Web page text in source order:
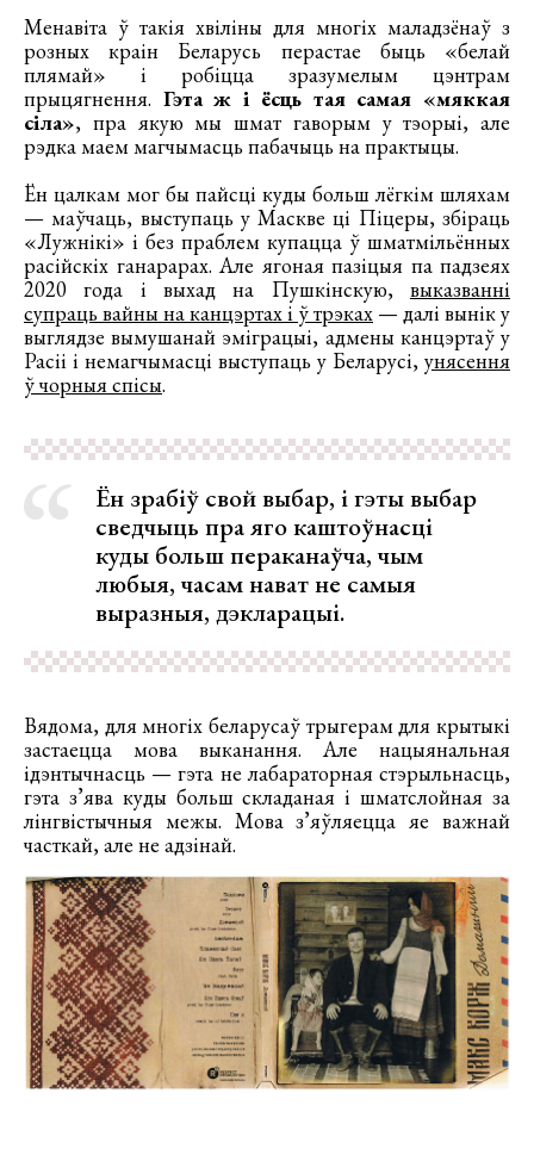
Менавіта ў такія хвіліны для многіх маладзёнаў з
розных краін Беларусь перастае быць «белай
плямай» і робіцца зразумелым цэнтрам
прыцягнення. Гэта ж і ёсць тая самая «мяккая
сіла», пра якую мы шмат гаворым у тэорыі, але
рэдка маем магчымасць пабачыць на практыцы.
Ён цалкам мог бы пайсці куды больш лёгкім шляхам
— маўчаць, выступаць у Маскве ці Піцеры, збіраць
«Лужнікі» і без праблем купацца ў шматмільённых
расійскіх ганарарах. Але ягоная пазіцыя па падзеях
2020 года і выхад на Пушкінскую, выказванні
супраць вайны на канцэртах і ў трэках — далі вынік у
выглядзе вымушанай эміграцыі, адмены канцэртаў у
Расіі і немагчымасці выступаць у Беларусі, унясення
ў чорныя спісы.
Ён зрабіў свой выбар, і гэты выбар
сведчыць пра яго каштоўнасці
куды больш пераканаўча, чым
любыя, часам нават не самыя
выразныя, дэкларацыі.
Вядома, для многіх беларусаў трыгерам для крытыкі
застаецца мова выканання. Але нацыянальная
ідэнтычнасць — гэта не лабараторная стэрыльнасць,
гэта з’ява куды больш складаная і шматслойная за
лінгвістычныя межы. Мова з’яўляецца яе важнай
часткай, але не адзінай.